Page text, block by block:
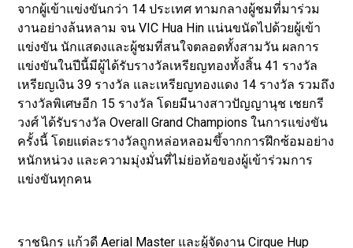
จากผู้เข้าแข่งขันกว่า 14 ประเทศ ทามกลางผู้ชมที่มาร่วม
งานอย่างล้นหลาม จน VIC Hua Hin แน่นขนัดไปด้วยผู้เข้า
แข่งขัน นักแสดงและผู้ชมที่สนใจตลอดทั้งสามวัน ผลการ
แข่งขันในปีนี้มีผู้ได้รับรางวัลเหรียญทองทั้งสิ้น 41 รางวัล
เหรียญเงิน 39 รางวัล และเหรียญทองแดง 14 รางวัล รวมถึง
รางวัลพิเศษอีก 15 รางวัล โดยมีนางสาวปัญญานุช เชยกรี
วงศ์ ได้รับรางวัล Overall Grand Champions ในการแข่งขัน
ครั้งนี้ โดยแต่ละรางวัลถูกหล่อหลอมขึ้จากการฝึกซ้อมอย่าง
หนักหน่วง และความมุ่งมั่นที่ไม่ย่อท้อของผู้เข้าร่วมการ
แข่งขันทุกคน
ราชนิกร แก้วดี Aerial Master และผู้จัดงาน Cirque Hup